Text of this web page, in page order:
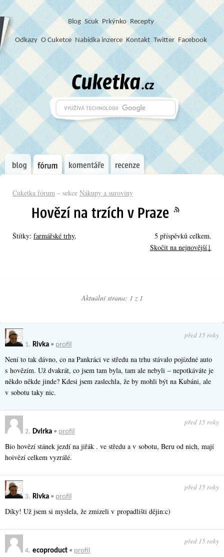
Blog Scuk Prkýnko Recepty
Odkazy O Cuketce Nabídka inzerce Kontakt Twitter Facebook
Cuketka fórum – sekce Nákupy a suroviny
Štítky: farmářské trhy,
5 příspěvků celkem.
Skočit na nejnovější↓
Aktuální strana: 1 z 1
1. Rivka • profil
před 15 roky
Není to tak dávno, co na Pankráci ve středu na trhu stávalo pojízdné auto
s hovězím. Už dvakrát, co jsem tam byla, tam ale nebyli – nepotkáváte je
někdo někde jinde? Kdesi jsem zaslechla, že by mohli být na Kubáni, ale
v sobotu taky nic.
2. Dvirka • profil
před 15 roky
Bio hovězí stánek jezdí na jiřák . ve středu a v sobotu, Beru od nich, mají
hoivězí celkem vyzrálé.
3. Rivka • profil
před 15 roky
Díky! Už jsem si myslela, že zmizeli v propadlišti dějin:c)
4. ecoproduct • profil
před 15 roky